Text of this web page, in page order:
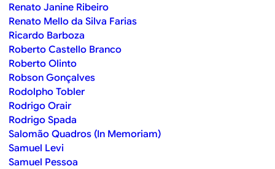
Renato Janine Ribeiro
Renato Mello da Silva Farias
Ricardo Barboza
Roberto Castello Branco
Roberto Olinto
Robson Gonçalves
Rodolpho Tobler
Rodrigo Orair
Rodrigo Spada
Salomão Quadros (In Memoriam)
Samuel Levi
Samuel Pessoa